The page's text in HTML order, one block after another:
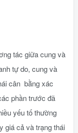
tác giữa cung và
tự do, cung và
cân bằng xác
phần trước đã
yếu tố thường
giá cả và trạng thái